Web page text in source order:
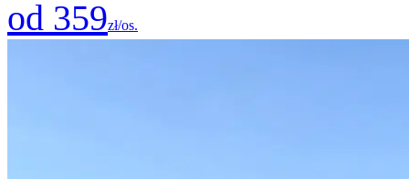
od 359zł/os.